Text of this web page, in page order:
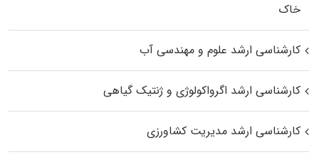
خاک
کارشناسی ارشد علوم و مهندسی آب
کارشناسی ارشد اگرواکولوژی و ژنتیک گیاهی
کارشناسی ارشد مدیریت کشاورزی